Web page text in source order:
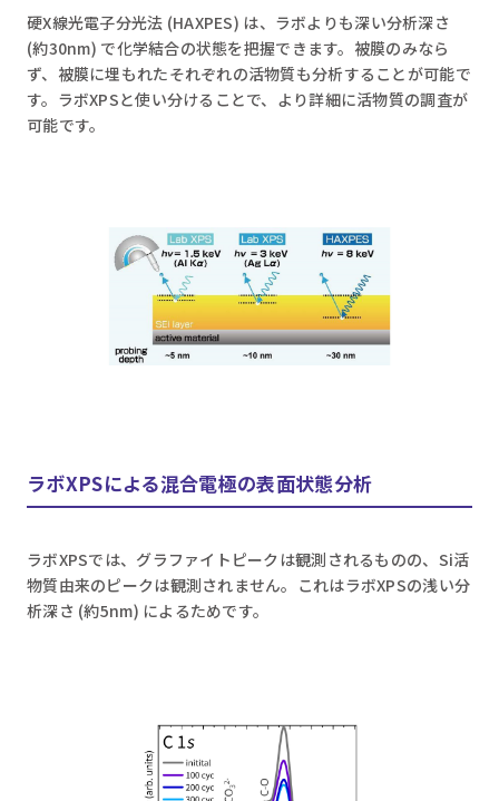
硬X線光電子分光法 (HAXPES) は、ラボよりも深い分析深さ
(約30nm) で化学結合の状態を把握できます。被膜のみなら
ず、被膜に埋もれたそれぞれの活物質も分析することが可能で
す。ラボXPSと使い分けることで、より詳細に活物質の調査が
可能です。
ラボXPSによる混合電極の表面状態分析
ラボXPSでは、グラファイトピークは観測されるものの、Si活
物質由来のピークは観測されません。これはラボXPSの浅い分
析深さ (約5nm) によるためです。